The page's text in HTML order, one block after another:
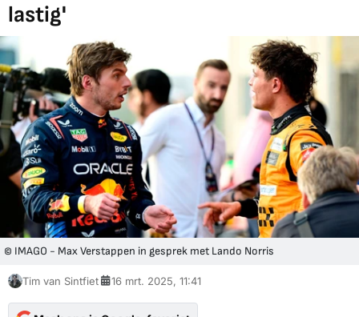
lastig'
© IMAGO - Max Verstappen in gesprek met Lando Norris
Tim van Sintfiet 16 mrt. 2025, 11:41